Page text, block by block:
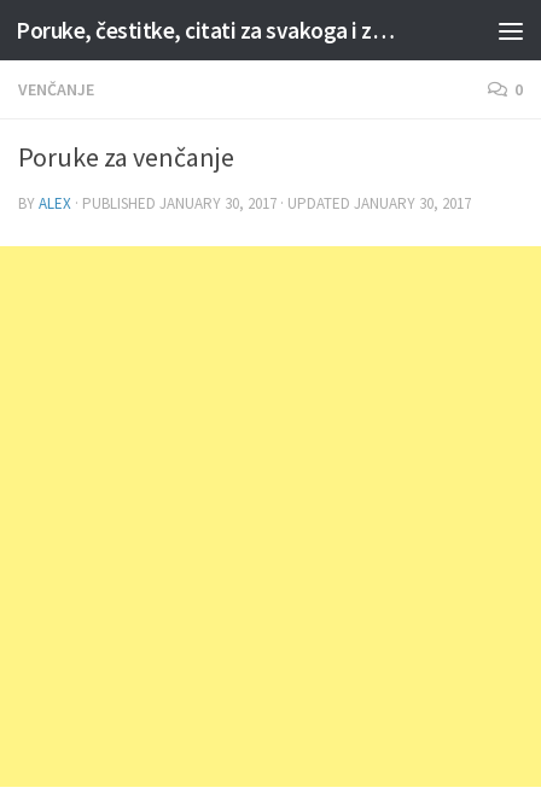
Skip to content Poruke, čestitke, citati za svakoga i za svaku priliku
VENČANJE 0
Poruke za venčanje
BYALEX · PUBLISHED JANUARY 30, 2017 · UPDATED JANUARY 30, 2017